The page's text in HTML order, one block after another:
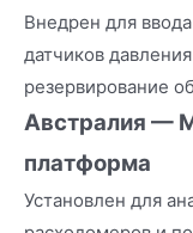
Внедрен для
датчиков
резервирование
Австралия —
платформа
Установлен для